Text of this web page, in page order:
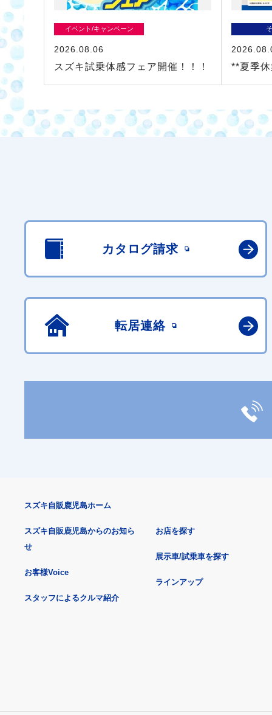
イベント/キャンペーン
2026.08.06
スズキ試乗体感フェア開催！！！ **夏季
カタログ請求
転居連絡
スズキ自販鹿児島ホーム
スズキ自販鹿児島からのお知ら
せ
お客様Voice
スタッフによるクルマ紹介
お店を探す
展示車/試乗車を探す
ラインアップ